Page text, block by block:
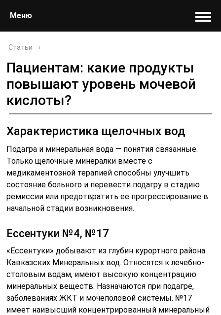
Меню
Статьи ›
Пациентам: какие продукты
повышают уровень мочевой
кислоты?
Характеристика щелочных вод
Подагра и минеральная вода — понятия связанные.
Только щелочные минералки вместе с
медикаментозной терапией способны улучшить
состояние больного и перевести подагру в стадию
ремиссии или предотвратить ее прогрессирование в
начальной стадии возникновения.
Ессентуки №4, №17
«Ессентуки» добывают из глубин курортного района
Кавказских Минеральных вод. Относятся к лечебно-
столовым водам, имеют высокую концентрацию
минеральных веществ. Назначаются при подагре,
заболеваниях ЖКТ и мочеполовой системы. №17
имеет наивысший концентрированный минеральный